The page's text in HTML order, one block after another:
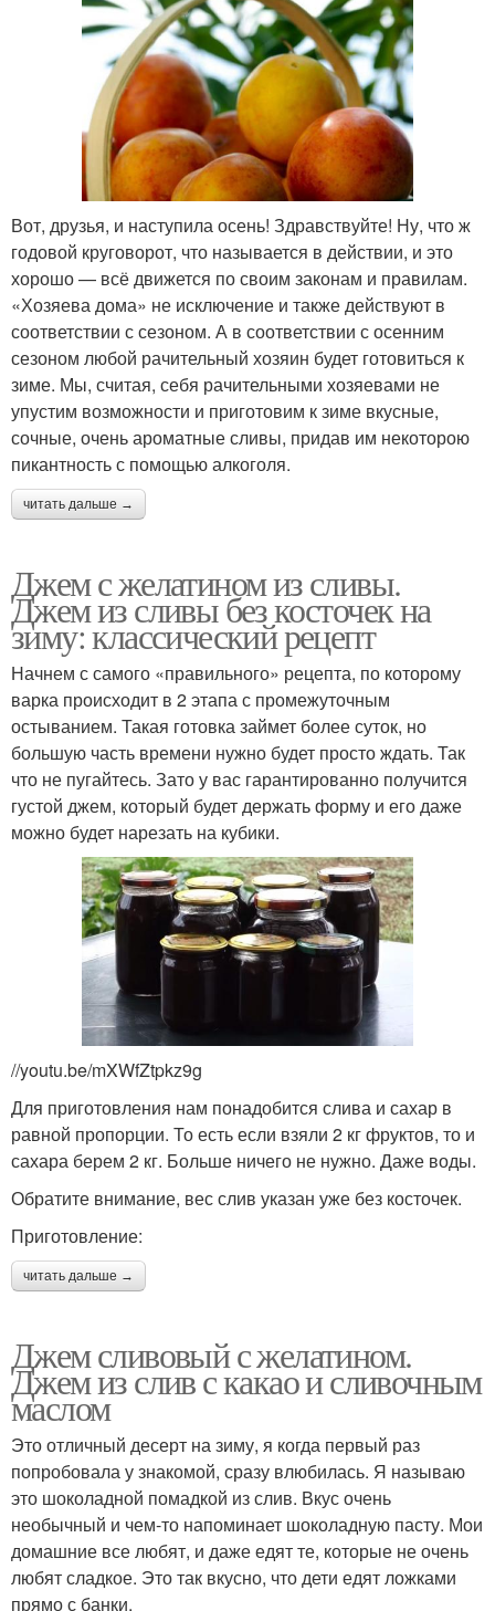
Вот, друзья, и наступила осень! Здравствуйте! Ну, что ж
годовой круговорот, что называется в действии, и это
хорошо — всё движется по своим законам и правилам.
«Хозяева дома» не исключение и также действуют в
соответствии с сезоном. А в соответствии с осенним
сезоном любой рачительный хозяин будет готовиться к
зиме. Мы, считая, себя рачительными хозяевами не
упустим возможности и приготовим к зиме вкусные,
сочные, очень ароматные сливы, придав им некоторою
пикантность с помощью алкоголя.
читать дальше →
Джем с желатином из сливы.
Джем из сливы без косточек на
зиму: классический рецепт
Начнем с самого «правильного» рецепта, по которому
варка происходит в 2 этапа с промежуточным
остыванием. Такая готовка займет более суток, но
большую часть времени нужно будет просто ждать. Так
что не пугайтесь. Зато у вас гарантированно получится
густой джем, который будет держать форму и его даже
можно будет нарезать на кубики.
//youtu.be/mXWfZtpkz9g
Для приготовления нам понадобится слива и сахар в
равной пропорции. То есть если взяли 2 кг фруктов, то и
сахара берем 2 кг. Больше ничего не нужно. Даже воды.
Обратите внимание, вес слив указан уже без косточек.
Приготовление:
читать дальше →
Джем сливовый с желатином.
Джем из слив с какао и сливочным
маслом
Это отличный десерт на зиму, я когда первый раз
попробовала у знакомой, сразу влюбилась. Я называю
это шоколадной помадкой из слив. Вкус очень
необычный и чем-то напоминает шоколадную пасту. Мои
домашние все любят, и даже едят те, которые не очень
любят сладкое. Это так вкусно, что дети едят ложками
прямо с банки.